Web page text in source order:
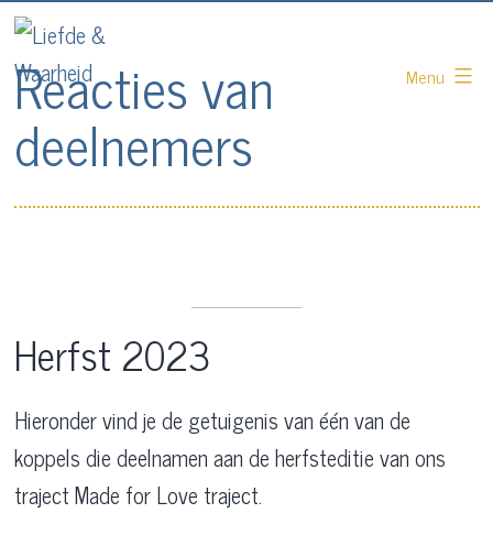
Skip
to
content
Liefde
&
Waarheid
Menu
Reacties van
deelnemers
Herfst 2023
Hieronder vind je de getuigenis van één van de
koppels die deelnamen aan de herfsteditie van ons
traject Made for Love traject.